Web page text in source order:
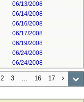
06/13/2008
06/14/2008
06/16/2008
06/17/2008
06/19/2008
06/24/2008
06/24/2008
2 3 … 16 17